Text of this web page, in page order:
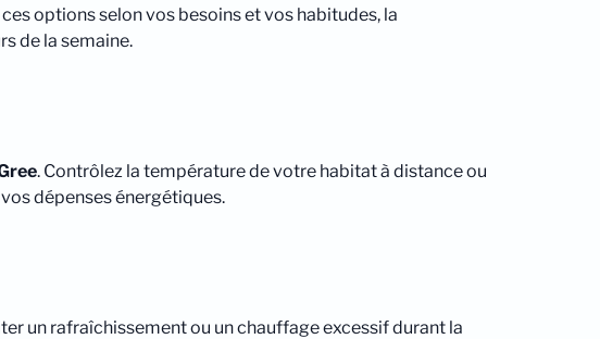
options selon vos besoins et vos habitudes, la
de la semaine.
. Contrôlez la température de votre habitat à distance ou
dépenses énergétiques.
un rafraîchissement ou un chauffage excessif durant la